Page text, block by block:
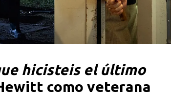
hicisteis el último
como veterana